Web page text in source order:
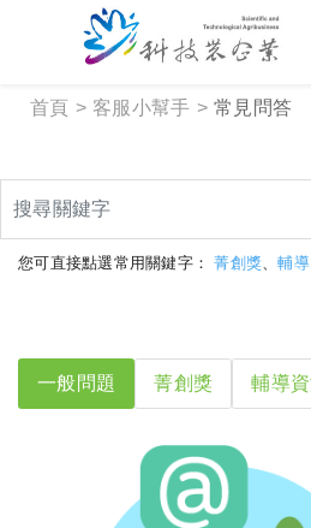
跳到主要內容區塊
首頁 客服小幫手 常見問答
關鍵字
您可直接點選常用關鍵字：菁創獎、輔導
一般問題 菁創獎 輔導